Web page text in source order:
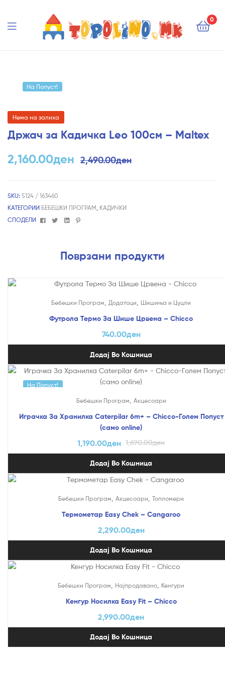
0
На Попуст!
Нема на залиха
Држач за Кадичка Leo 100см – Maltex
2,490.00ден
2,160.00ден
SKU: 5124 / 163460
КАТЕГОРИИ БЕБЕШКИ ПРОГРАМ КАДИЧКИ
СПОДЕЛИ
FacebookTwitterLinkedin
Pinterest
Поврзани продукти
Бебешки Програм, Додатоци, Шишиња и Цуцли
Футрола Термо За Шише Црвена – Chicco
740.00ден
Додај Во Кошница
На Попуст!
Бебешки Програм Акцесоари
Играчка За Хранилка Caterpilar 6m+ – Chicco-Голем Попуст
(само online)
1,690.00ден
1,190.00ден
Додај Во Кошница
Бебешки Програм Акцесоари Топломери
Термометар Easy Chek – Cangaroo
2,290.00ден
Додај Во Кошница
Бебешки Програм Најпродавано Кенгури
Кенгур Носилка Easy Fit – Chicco
2,990.00ден
Додај Во Кошница